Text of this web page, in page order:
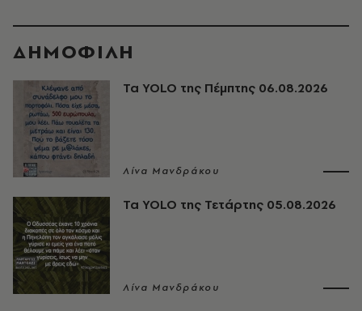
ΔΗΜΟΦΙΛΗ
Τα YOLO της Πέμπτης 06.08.2026
Λίνα Μανδράκου
Τα YOLO της Τετάρτης 05.08.2026
Λίνα Μανδράκου